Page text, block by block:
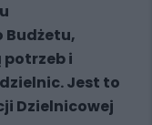
Budżetu,
i
Jest to
Dzielnicowej